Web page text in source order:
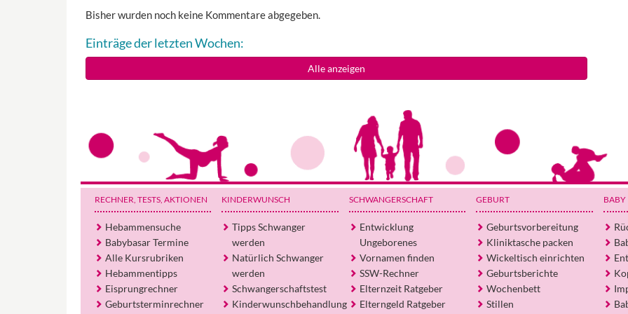
Bisher wurden noch keine Kommentare abgegeben.
Einträge der letzten Wochen:
Alle anzeigen
RECHNER, TESTS, AKTIONEN
Hebammensuche
Babybasar Termine
Alle Kursrubriken
Hebammentipps
Eisprungrechner
Geburtsterminrechner
KINDERWUNSCH
Tipps Schwanger
werden
Natürlich Schwanger
werden
Schwangerschaftstest
Kinderwunschbehandlung
SCHWANGERSCHAFT
Entwicklung
Ungeborenes
Vornamen finden
SSW-Rechner
Elternzeit Ratgeber
Elterngeld Ratgeber
GEBURT
Geburtsvorbereitung
Kliniktasche packen
Wickeltisch einrichten
Geburtsberichte
Wochenbett
Stillen
BABY